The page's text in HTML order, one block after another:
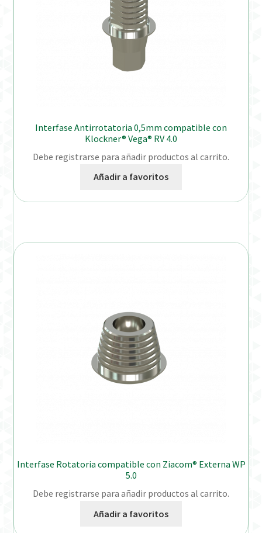
Interfase Antirrotatoria 0,5mm compatible con
Klockner® Vega® RV 4.0
Debe registrarse para añadir productos al carrito.
Añadir a favoritos
Interfase Rotatoria compatible con Ziacom® Externa WP
5.0
Debe registrarse para añadir productos al carrito.
Añadir a favoritos